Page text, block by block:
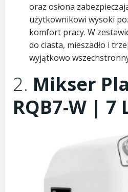
oraz osłona
użytkownikowi wysoki
komfort pracy. W
do ciasta, mieszadło i
wyjątkowo
2. Mikser
RQB7-W | 7